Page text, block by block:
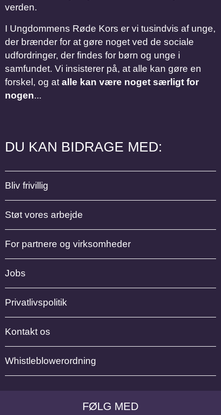
FØLG MED
verden.
I Ungdommens Røde Kors er vi tusindvis af unge,
der brænder for at gøre noget ved de sociale
udfordringer, der findes for børn og unge i
samfundet. Vi insisterer på, at alle kan gøre en
forskel, og at alle kan være noget særligt for
nogen...
DU KAN BIDRAGE MED:
Bliv frivillig
Støt vores arbejde
For partnere og virksomheder
Jobs
Privatlivspolitik
Kontakt os
Whistleblowerordning